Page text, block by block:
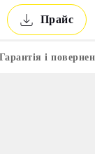
Прайс
Гарантія і